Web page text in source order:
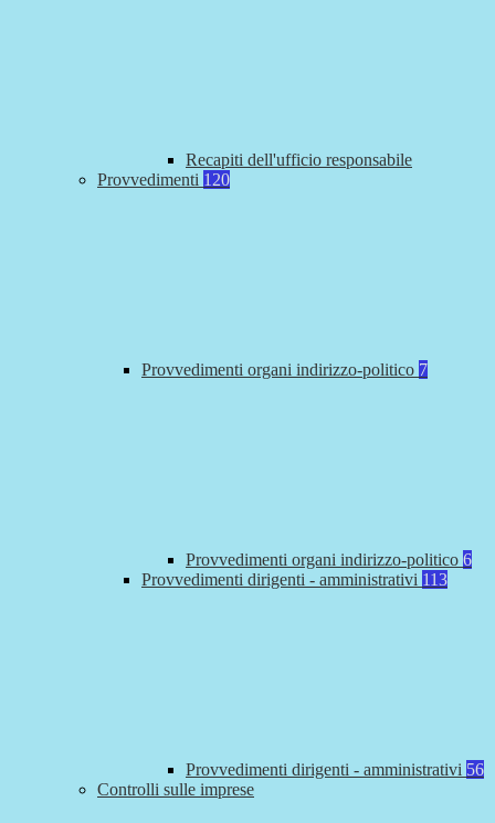
Recapiti dell'ufficio responsabile
Provvedimenti 120
Provvedimenti organi indirizzo-politico 7
Provvedimenti organi indirizzo-politico 6
Provvedimenti dirigenti - amministrativi 113
Provvedimenti dirigenti - amministrativi 56
Controlli sulle imprese